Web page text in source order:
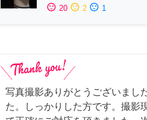
sentiment_satisfied 20 sentiment_neutral 2 sentiment_dissatisfied 1
写真撮影ありがとうございまし
た。しっかりした方です。撮影